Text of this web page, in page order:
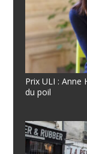
Prix ULI : Anne
du poil